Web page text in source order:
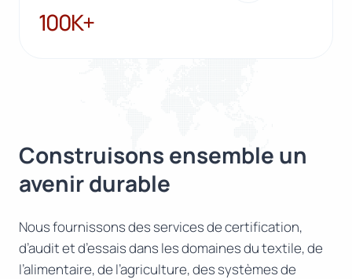
100K+
100K+
Construisons ensemble un
avenir durable
Nous fournissons des services de certification,
d’audit et d’essais dans les domaines du textile, de
l’alimentaire, de l’agriculture, des systèmes de